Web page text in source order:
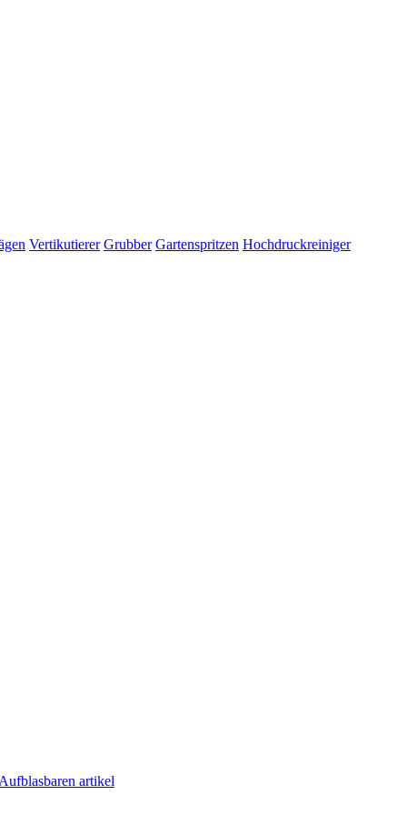
Vertikutierer Grubber Gartenspritzen Hochdruckreiniger
Aufblasbaren artikel